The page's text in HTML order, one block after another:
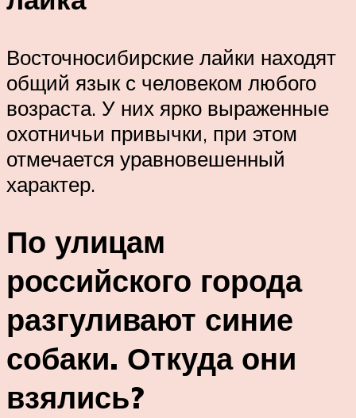
Восточносибирские лайки находят
общий язык с человеком любого
возраста. У них ярко выраженные
охотничьи привычки, при этом
отмечается уравновешенный
характер.
По улицам
российского города
разгуливают синие
собаки. Откуда они
взялись?